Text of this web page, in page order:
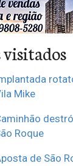
visitados
Mike
Roque
de São